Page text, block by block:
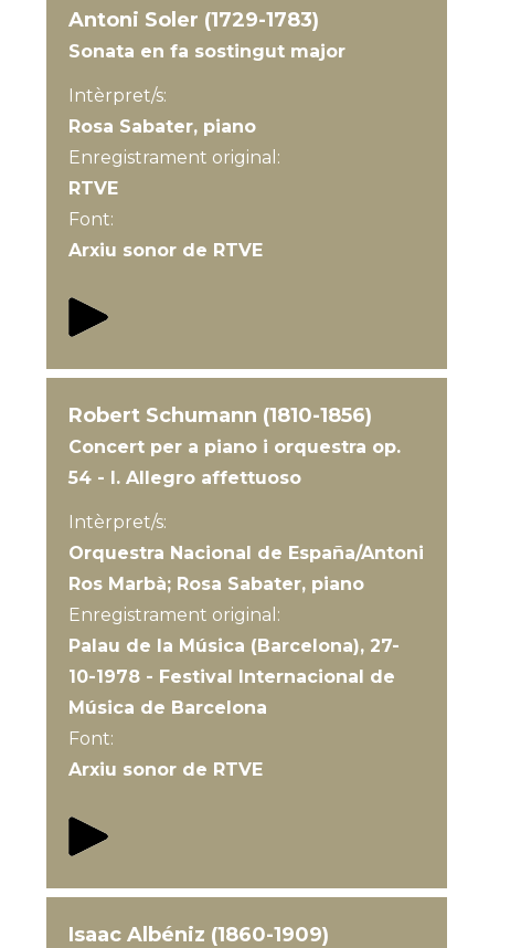
Antoni Soler (1729-1783)
Sonata en fa sostingut major
Intèrpret/s:
Rosa Sabater, piano
Enregistrament original:
RTVE
Font:
Arxiu sonor de RTVE
Robert Schumann (1810-1856)
Concert per a piano i orquestra op.
54 - I. Allegro affettuoso
Intèrpret/s:
Orquestra Nacional de España/Antoni
Ros Marbà; Rosa Sabater, piano
Enregistrament original:
Palau de la Música (Barcelona), 27-
10-1978 - Festival Internacional de
Música de Barcelona
Font:
Arxiu sonor de RTVE
Isaac Albéniz (1860-1909)